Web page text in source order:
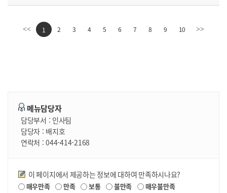
<< 1 2 3 4 5 6 7 8 9 10 >>
메뉴담당자
담당부서 : 인사팀
담당자 : 배지호
연락처 :044-414-2168
만족도조사
이 페이지에서 제공하는 정보에 대하여 만족하시나요?
매우만족 만족 보통 불만족 매우불만족